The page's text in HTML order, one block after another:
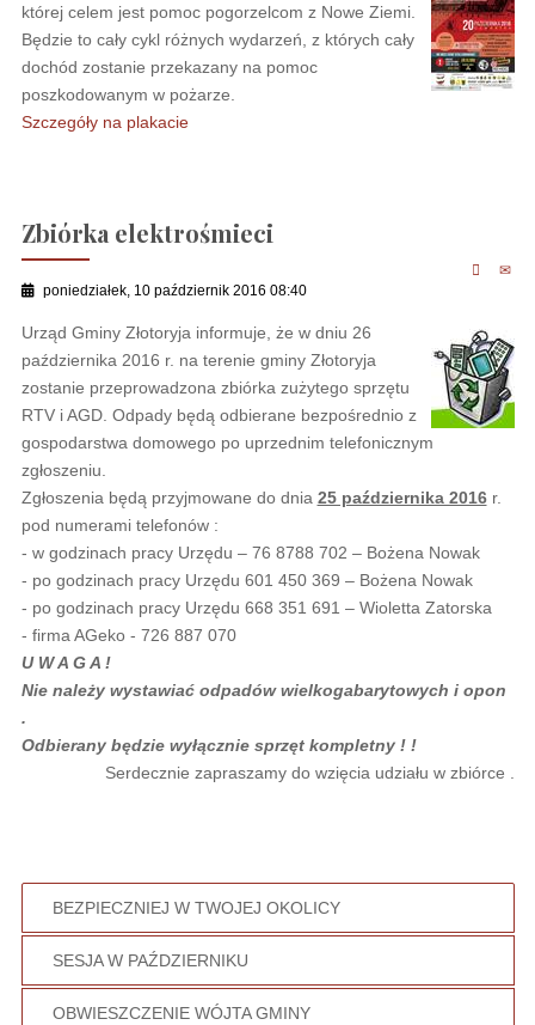
której celem jest pomoc pogorzelcom z Nowe Ziemi.
Będzie to cały cykl różnych wydarzeń, z których cały
dochód zostanie przekazany na pomoc
poszkodowanym w pożarze.
Szczegóły na plakacie
Zbiórka elektrośmieci
poniedziałek, 10 październik 2016 08:40
Urząd Gminy Złotoryja informuje, że w dniu 26
października 2016 r. na terenie gminy Złotoryja
zostanie przeprowadzona zbiórka zużytego sprzętu
RTV i AGD. Odpady będą odbierane bezpośrednio z
gospodarstwa domowego po uprzednim telefonicznym
zgłoszeniu.
Zgłoszenia będą przyjmowane do dnia 25 października 2016r.
pod numerami telefonów :
- w godzinach pracy Urzędu – 76 8788 702 – Bożena Nowak
- po godzinach pracy Urzędu 601 450 369 – Bożena Nowak
- po godzinach pracy Urzędu 668 351 691 – Wioletta Zatorska
- firma AGeko - 726 887 070
U W A G A !
Nie należy wystawiać odpadów wielkogabarytowych i opon
.
Odbierany będzie wyłącznie sprzęt kompletny ! !
Serdecznie zapraszamy do wzięcia udziału w zbiórce .
BEZPIECZNIEJ W TWOJEJ OKOLICY
SESJA W PAŹDZIERNIKU
OBWIESZCZENIE WÓJTA GMINY